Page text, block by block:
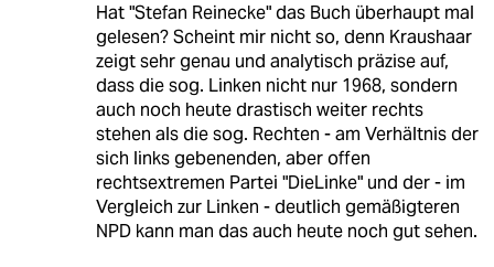
Hat "Stefan Reinecke" das Buch überhaupt mal
gelesen? Scheint mir nicht so, denn Kraushaar
zeigt sehr genau und analytisch präzise auf,
dass die sog. Linken nicht nur 1968, sondern
auch noch heute drastisch weiter rechts
stehen als die sog. Rechten - am Verhältnis der
sich links gebenenden, aber offen
rechtsextremen Partei "DieLinke" und der - im
Vergleich zur Linken - deutlich gemäßigteren
NPD kann man das auch heute noch gut sehen.